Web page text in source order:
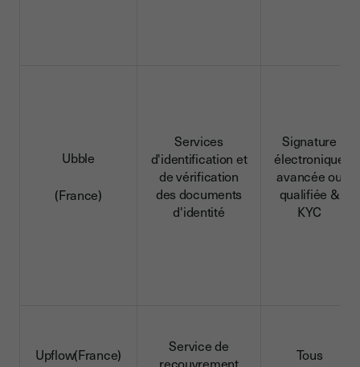
Ubble
(France)
Services
d'identification et
de vérification
des documents
d'identité
Signature
électronique
avancée ou
qualifiée &
KYC
Upflow(France)
Service de
recouvrement
Tous